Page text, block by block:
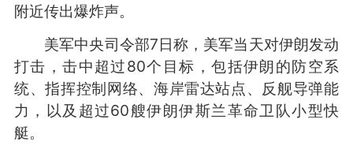
附近传出爆炸声。
美军中央司令部7日称，美军当天对伊朗发动
打击，击中超过80个目标，包括伊朗的防空系
统、指挥控制网络、海岸雷达站点、反舰导弹能
力，以及超过60艘伊朗伊斯兰革命卫队小型快
艇。